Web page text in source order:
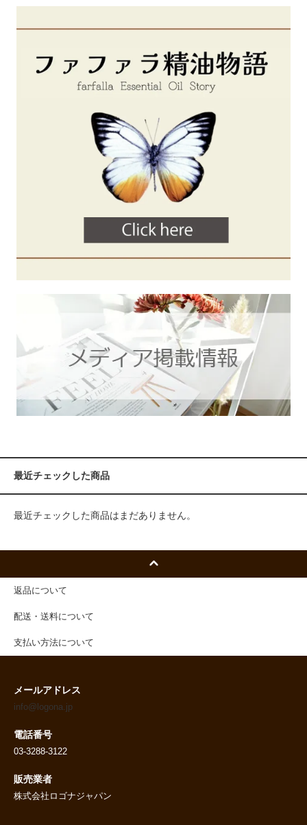
最近チェックした商品
最近チェックした商品はまだありません。
返品について
配送・送料について
支払い方法について
メールアドレス
info@logona.jp
電話番号
03-3288-3122
販売業者
株式会社ロゴナジャパン